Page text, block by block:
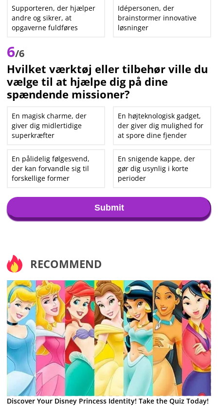
Supporteren, der hjælper
andre og sikrer, at
opgaverne fuldføres
Idépersonen, der
brainstormer innovative
løsninger
6/6
Hvilket værktøj eller tilbehør ville du
vælge til at hjælpe dig på dine
spændende missioner?
En magisk charme, der
giver dig midlertidige
superkræfter
En højteknologisk gadget,
der giver dig mulighed for
at spore dine fjender
En pålidelig følgesvend,
der kan forvandle sig til
forskellige former
En snigende kappe, der
gør dig usynlig i korte
perioder
Submit
RECOMMEND
Discover Your Disney Princess Identity! Take the Quiz Today!